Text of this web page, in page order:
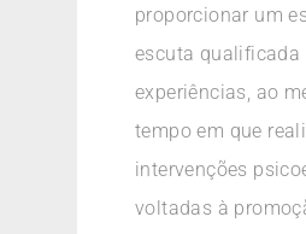
proporcionar um
escuta qualificada
experiências, ao
tempo em que
intervenções
voltadas à